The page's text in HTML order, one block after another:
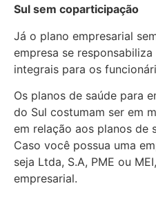
Sul sem coparticipação
Já o plano empresarial
empresa se
integrais para os
Os planos de saúde para
do Sul costumam ser em
em relação aos planos de
Caso você possua uma
seja Ltda, S.A, PME ou
empresarial.